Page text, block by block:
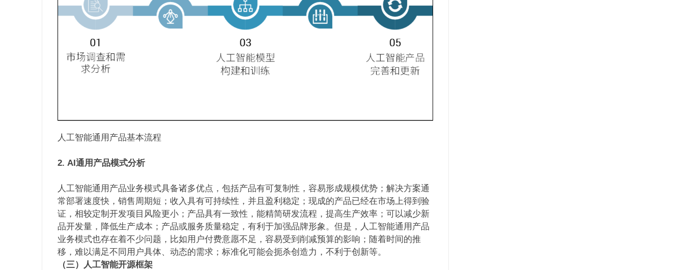
人工智能通用产品基本流程
2. AI通用产品模式分析
人工智能通用产品业务模式具备诸多优点，包括产品有可复制性，容易形成规模优势；解决方案通
常部署速度快，销售周期短；收入具有可持续性，并且盈利稳定；现成的产品已经在市场上得到验
证，相较定制开发项目风险更小；产品具有一致性，能精简研发流程，提高生产效率；可以减少新
品开发量，降低生产成本；产品或服务质量稳定，有利于加强品牌形象。但是，人工智能通用产品
业务模式也存在着不少问题，比如用户付费意愿不足，容易受到削减预算的影响；随着时间的推
移，难以满足不同用户具体、动态的需求；标准化可能会扼杀创造力，不利于创新等。
（三）人工智能开源框架